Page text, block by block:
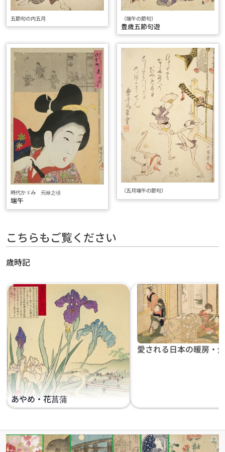
五節句の内五月 （端午の節句）
豊歳五節句遊
時代かゞみ 元禄之頃
端午
（五月端午の節句）
こちらもご覧ください
歳時記
あやめ・花菖蒲
愛される日本の暖房・